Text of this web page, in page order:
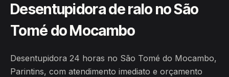
Desentupidora de ralo no São
Tomé do Mocambo
Desentupidora 24 horas no São Tomé do Mocambo,
Parintins, com atendimento imediato e orçamento